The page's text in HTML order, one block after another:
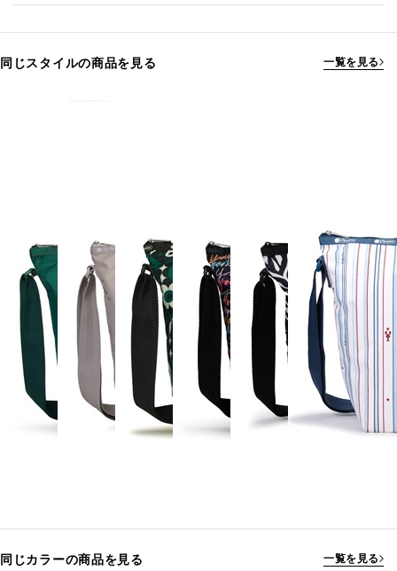
同じスタイルの商品を見る 一覧を見る
同じカラーの商品を見る 一覧を見る